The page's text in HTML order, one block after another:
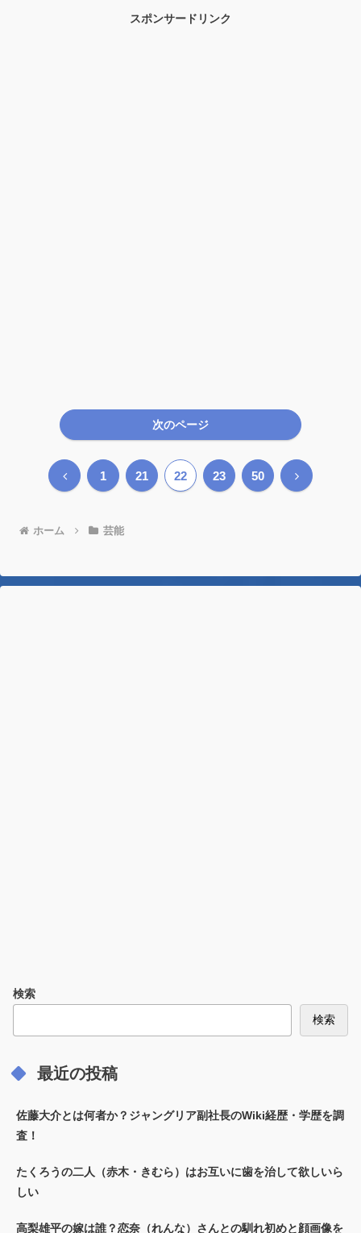
スポンサードリンク
次のページ
前 1 21 22 23 50 次
ホーム 芸能
検索
検索
最近の投稿
佐藤大介とは何者か？ジャングリア副社長のWiki経歴・学歴を調
査！
たくろうの二人（赤木・きむら）はお互いに歯を治して欲しいら
しい
高梨雄平の嫁は誰？恋奈（れんな）さんとの馴れ初めと顔画像を